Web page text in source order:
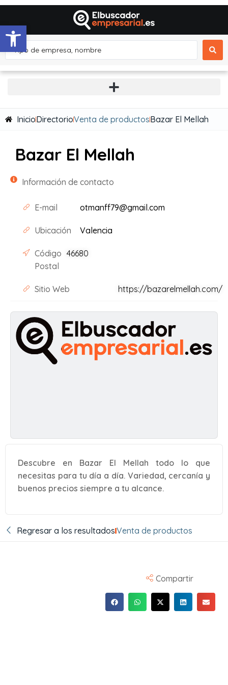
Abrir barra de herramientas
InicioDirectorioVenta de productosBazar El Mellah
Bazar El Mellah
Información de contacto
E-mail otmanff79@gmail.com
Ubicación Valencia
Código
Postal
46680
Sitio Web https://bazarelmellah.com/
Descubre en Bazar El Mellah todo lo que
necesitas para tu día a día. Variedad, cercanía y
buenos precios siempre a tu alcance.
Regresar a los resultadosVenta de productos
Compartir